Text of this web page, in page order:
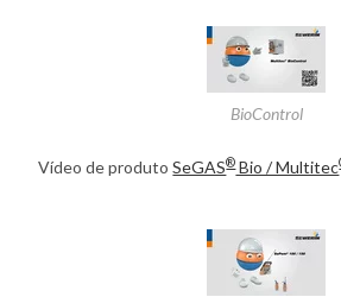
BioControl
Vídeo de produtoSeGAS®Bio / Multitec